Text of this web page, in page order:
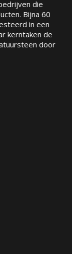
die
Bijna 60
in een
kerntaken de
door